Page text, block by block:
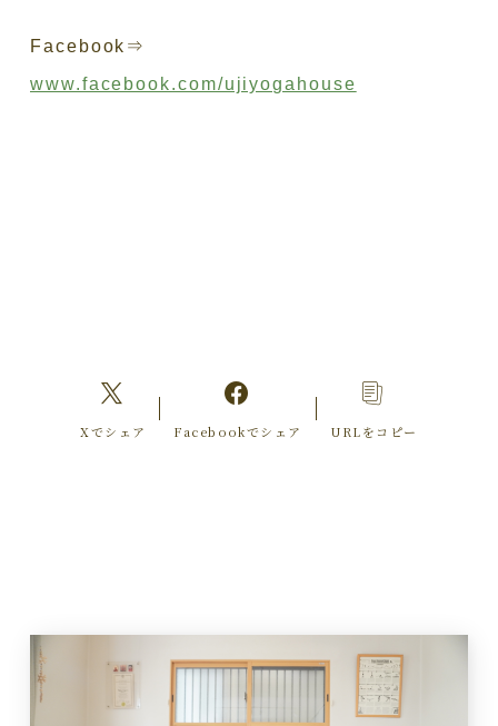
Facebook⇒
www.facebook.com/ujiyogahouse
Xでシェア Facebookでシェア URLをコピー